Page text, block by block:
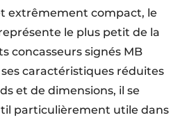
extrêmement compact, le
le plus petit de la
concasseurs signés MB
caractéristiques réduites
et de dimensions, il se
particulièrement utile dans